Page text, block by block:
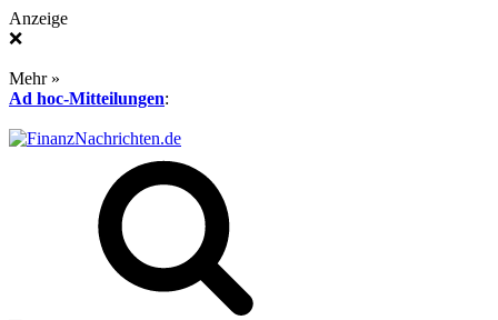
Anzeige
❌
Mehr »
Ad hoc-Mitteilungen: